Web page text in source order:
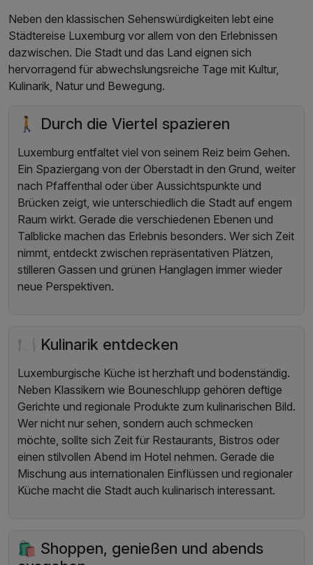
Neben den klassischen Sehenswürdigkeiten lebt eine
Städtereise Luxemburg vor allem von den Erlebnissen
dazwischen. Die Stadt und das Land eignen sich
hervorragend für abwechslungsreiche Tage mit Kultur,
Kulinarik, Natur und Bewegung.
🚶 Durch die Viertel spazieren
Luxemburg entfaltet viel von seinem Reiz beim Gehen.
Ein Spaziergang von der Oberstadt in den Grund, weiter
nach Pfaffenthal oder über Aussichtspunkte und
Brücken zeigt, wie unterschiedlich die Stadt auf engem
Raum wirkt. Gerade die verschiedenen Ebenen und
Talblicke machen das Erlebnis besonders. Wer sich Zeit
nimmt, entdeckt zwischen repräsentativen Plätzen,
stilleren Gassen und grünen Hanglagen immer wieder
neue Perspektiven.
🍽️ Kulinarik entdecken
Luxemburgische Küche ist herzhaft und bodenständig.
Neben Klassikern wie Bouneschlupp gehören deftige
Gerichte und regionale Produkte zum kulinarischen Bild.
Wer nicht nur sehen, sondern auch schmecken
möchte, sollte sich Zeit für Restaurants, Bistros oder
einen stilvollen Abend im Hotel nehmen. Gerade die
Mischung aus internationalen Einflüssen und regionaler
Küche macht die Stadt auch kulinarisch interessant.
🛍️ Shoppen, genießen und abends